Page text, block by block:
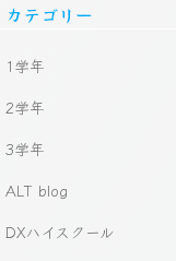
カテゴリー
1学年
2学年
3学年
ALT blog
DXハイスクール